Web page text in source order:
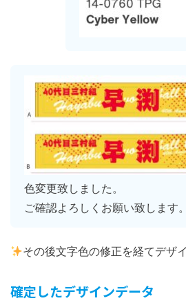
色変更致しました。
ご確認よろしくお願い致します。
その後文字色の修正を経てデザ
確定したデザインデータ